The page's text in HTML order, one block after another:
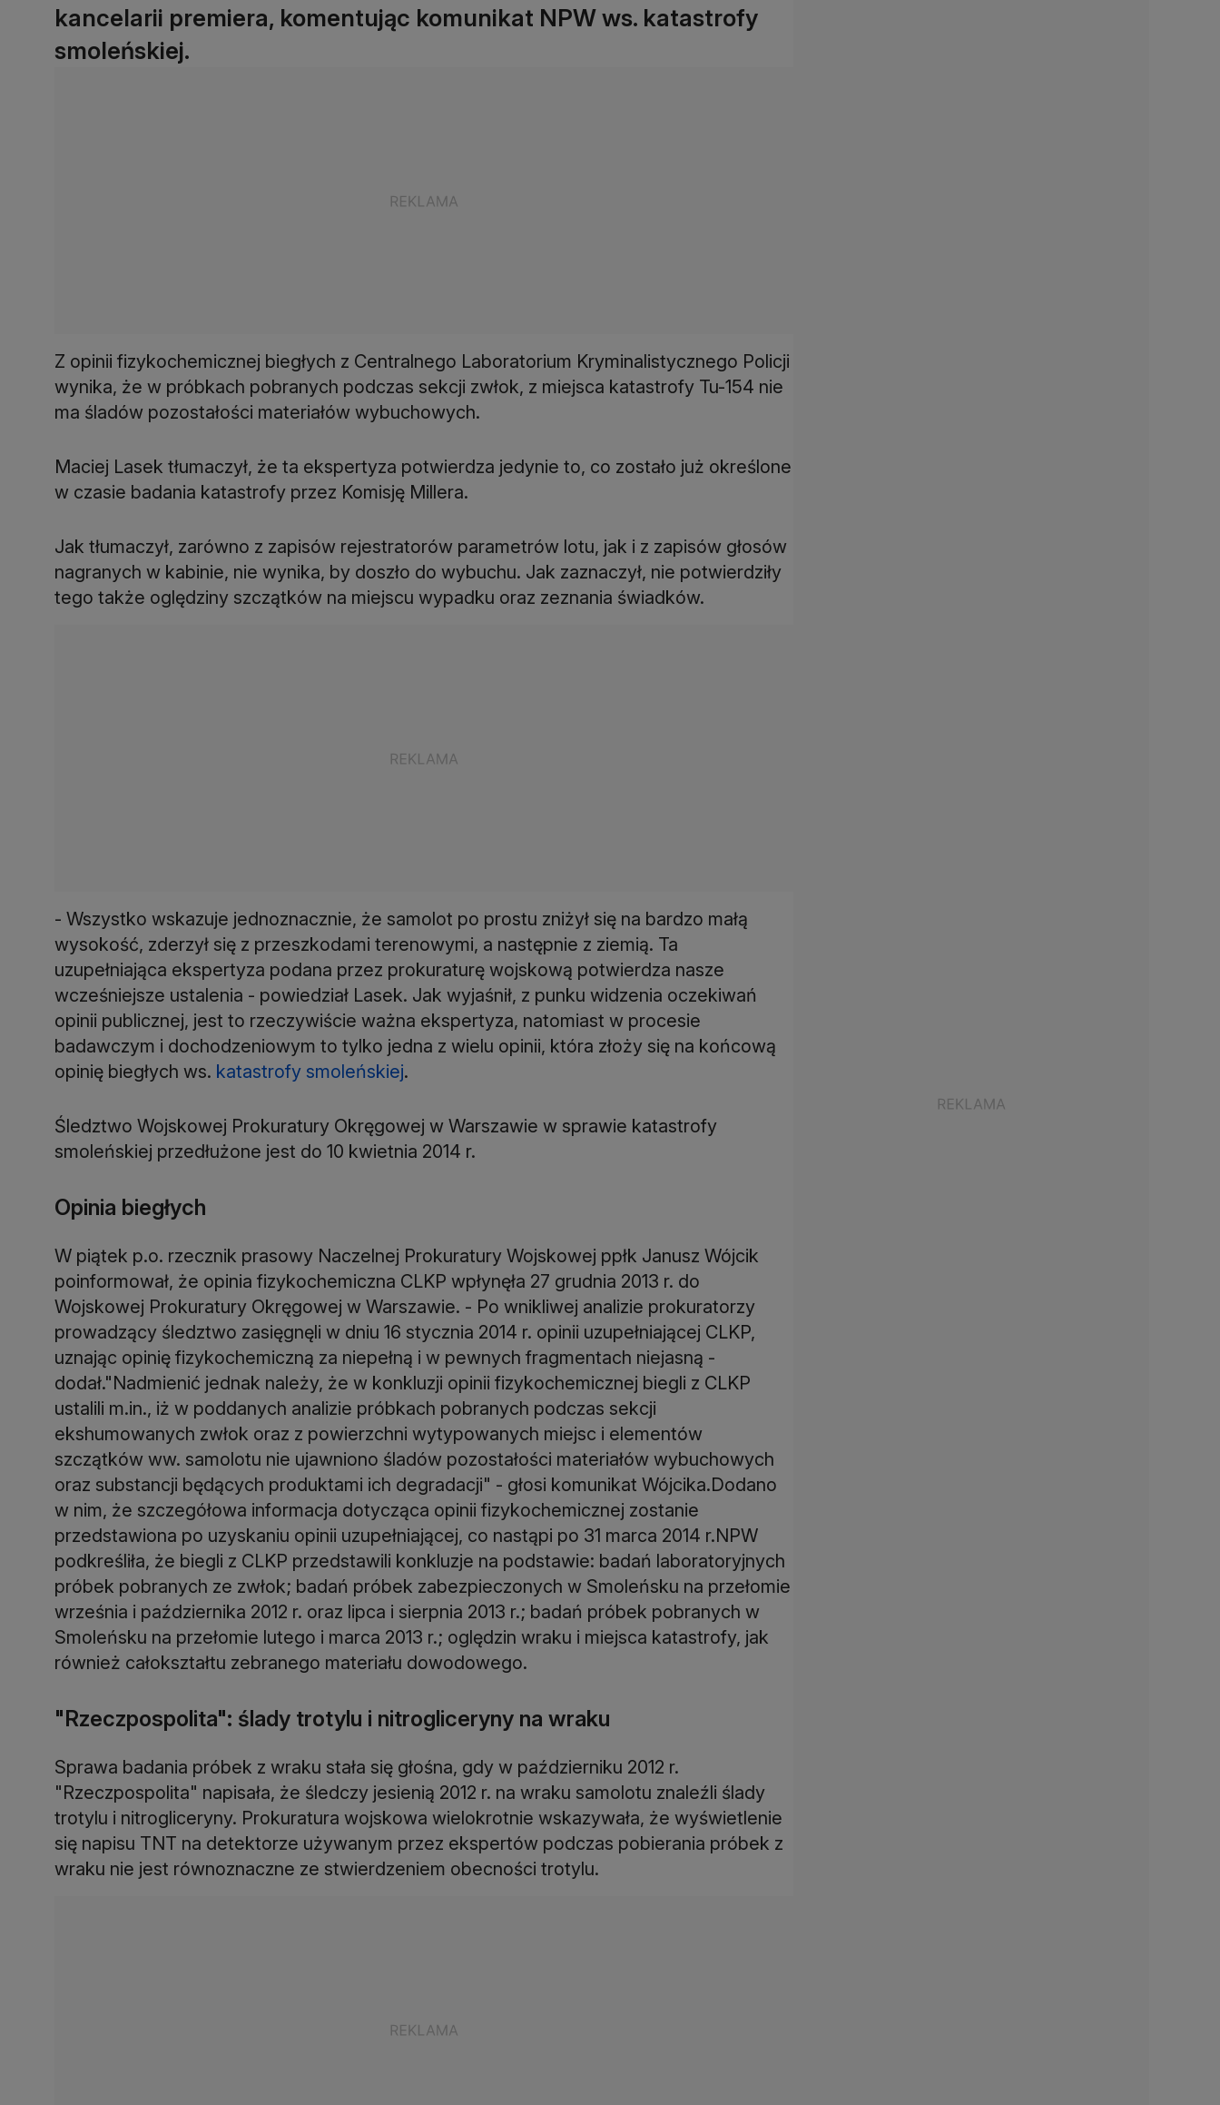
kancelarii premiera, komentując komunikat NPW ws. katastrofy
smoleńskiej.
Z opinii fizykochemicznej biegłych z Centralnego Laboratorium Kryminalistycznego Policji
wynika, że w próbkach pobranych podczas sekcji zwłok, z miejsca katastrofy Tu-154 nie
ma śladów pozostałości materiałów wybuchowych.
Maciej Lasek tłumaczył, że ta ekspertyza potwierdza jedynie to, co zostało już określone
w czasie badania katastrofy przez Komisję Millera.
Jak tłumaczył, zarówno z zapisów rejestratorów parametrów lotu, jak i z zapisów głosów
nagranych w kabinie, nie wynika, by doszło do wybuchu. Jak zaznaczył, nie potwierdziły
tego także oględziny szczątków na miejscu wypadku oraz zeznania świadków.
- Wszystko wskazuje jednoznacznie, że samolot po prostu zniżył się na bardzo małą
wysokość, zderzył się z przeszkodami terenowymi, a następnie z ziemią. Ta
uzupełniająca ekspertyza podana przez prokuraturę wojskową potwierdza nasze
wcześniejsze ustalenia - powiedział Lasek. Jak wyjaśnił, z punku widzenia oczekiwań
opinii publicznej, jest to rzeczywiście ważna ekspertyza, natomiast w procesie
badawczym i dochodzeniowym to tylko jedna z wielu opinii, która złoży się na końcową
opinię biegłych ws. katastrofy smoleńskiej.
Śledztwo Wojskowej Prokuratury Okręgowej w Warszawie w sprawie katastrofy
smoleńskiej przedłużone jest do 10 kwietnia 2014 r.
Opinia biegłych
W piątek p.o. rzecznik prasowy Naczelnej Prokuratury Wojskowej ppłk Janusz Wójcik
poinformował, że opinia fizykochemiczna CLKP wpłynęła 27 grudnia 2013 r. do
Wojskowej Prokuratury Okręgowej w Warszawie. - Po wnikliwej analizie prokuratorzy
prowadzący śledztwo zasięgnęli w dniu 16 stycznia 2014 r. opinii uzupełniającej CLKP,
uznając opinię fizykochemiczną za niepełną i w pewnych fragmentach niejasną -
dodał."Nadmienić jednak należy, że w konkluzji opinii fizykochemicznej biegli z CLKP
ustalili m.in., iż w poddanych analizie próbkach pobranych podczas sekcji
ekshumowanych zwłok oraz z powierzchni wytypowanych miejsc i elementów
szczątków ww. samolotu nie ujawniono śladów pozostałości materiałów wybuchowych
oraz substancji będących produktami ich degradacji" - głosi komunikat Wójcika.Dodano
w nim, że szczegółowa informacja dotycząca opinii fizykochemicznej zostanie
przedstawiona po uzyskaniu opinii uzupełniającej, co nastąpi po 31 marca 2014 r.NPW
podkreśliła, że biegli z CLKP przedstawili konkluzje na podstawie: badań laboratoryjnych
próbek pobranych ze zwłok; badań próbek zabezpieczonych w Smoleńsku na przełomie
września i października 2012 r. oraz lipca i sierpnia 2013 r.; badań próbek pobranych w
Smoleńsku na przełomie lutego i marca 2013 r.; oględzin wraku i miejsca katastrofy, jak
również całokształtu zebranego materiału dowodowego.
"Rzeczpospolita": ślady trotylu i nitrogliceryny na wraku
Sprawa badania próbek z wraku stała się głośna, gdy w październiku 2012 r.
"Rzeczpospolita" napisała, że śledczy jesienią 2012 r. na wraku samolotu znaleźli ślady
trotylu i nitrogliceryny. Prokuratura wojskowa wielokrotnie wskazywała, że wyświetlenie
się napisu TNT na detektorze używanym przez ekspertów podczas pobierania próbek z
wraku nie jest równoznaczne ze stwierdzeniem obecności trotylu.